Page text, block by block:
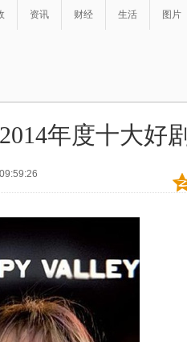
资讯 财经 生活 图片
年度十大好剧